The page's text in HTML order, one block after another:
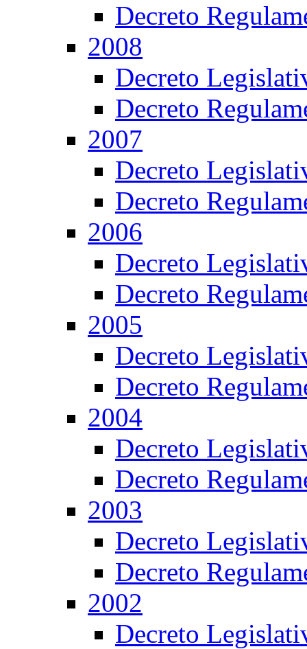
Decreto
2008
Decreto
Decreto
2007
Decreto
Decreto
2006
Decreto
Decreto
2005
Decreto
Decreto
2004
Decreto
Decreto
2003
Decreto
Decreto
2002
Decreto